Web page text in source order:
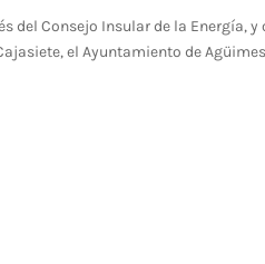
del Consejo Insular de la Energía,
el Ayuntamiento de